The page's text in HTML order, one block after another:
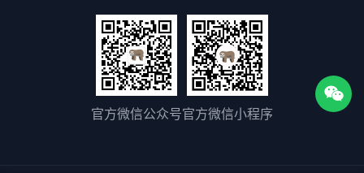
官方微信公众号官方微信小程序